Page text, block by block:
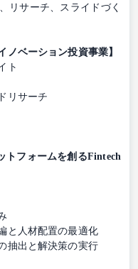
リサーチ、スライドづく
ノベーション投資事業】
ト
リサーチ
トフォームを創るFintech
と人材配置の最適化
抽出と解決策の実行